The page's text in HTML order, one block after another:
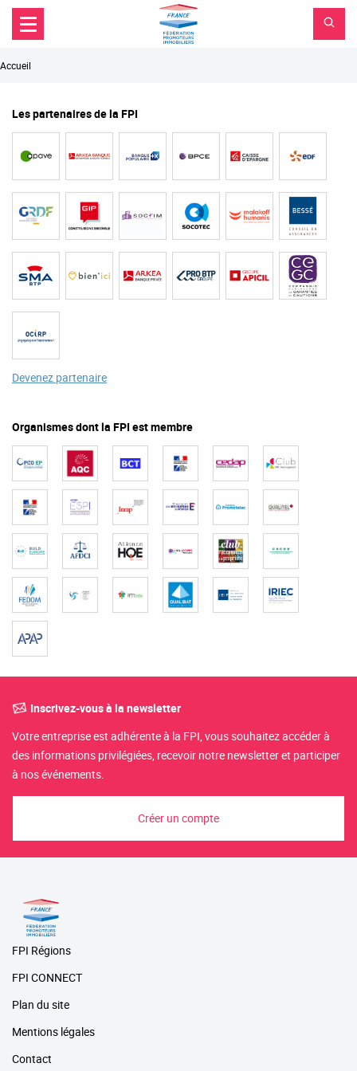
Aller au contenu principal
Aller au menu principal
Aller à la recherche
FPI
France
Accueil
Les partenaires de la FPI
Devenez partenaire
Organismes dont la FPI est membre
Inscrivez-vous à la newsletter
Votre entreprise est adhérente à la FPI, vous souhaitez accéder à
des informations privilégiées, recevoir notre newsletter et participer
à nos événements.
Créer un compte
FPI Régions
FPI CONNECT
Plan du site
Mentions légales
Contact